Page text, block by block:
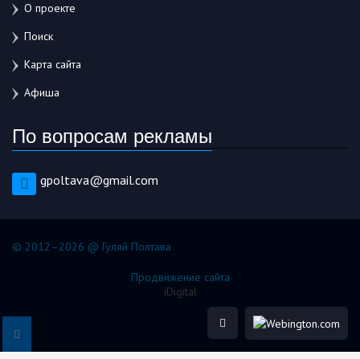
О проекте
Поиск
Карта сайта
Афиша
По вопросам рекламы
gpoltava@gmail.com
© 2012–2026 @ Гуляй Полтава
Продвижение сайта
iDigital